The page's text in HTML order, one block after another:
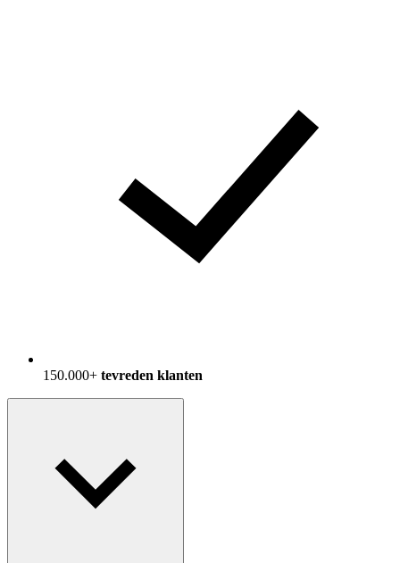
150.000+ tevreden klanten